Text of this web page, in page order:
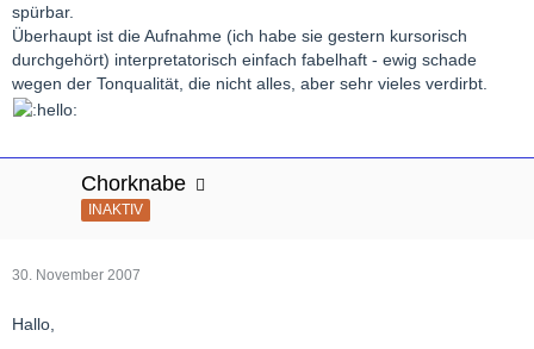
spürbar.
Überhaupt ist die Aufnahme (ich habe sie gestern kursorisch
durchgehört) interpretatorisch einfach fabelhaft - ewig schade
wegen der Tonqualität, die nicht alles, aber sehr vieles verdirbt.
Chorknabe
INAKTIV
30. November 2007
Hallo,